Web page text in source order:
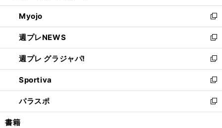
開
く
ウ
で
開
く
ン
ド
ウ
で
開
く
ウ
ィ
ン
ド
ウ
で
開
く
Myojo
新
し
い
ウ
ィ
ン
ド
ウ
で
開
週プレNEWS
新
し
い
ウ
ィ
ン
ド
ウ
週プレ グラジャパ!
新
し
い
ウ
ィ
ン
Sportiva
新
し
い
ウ
パラスポ
新
し
書籍